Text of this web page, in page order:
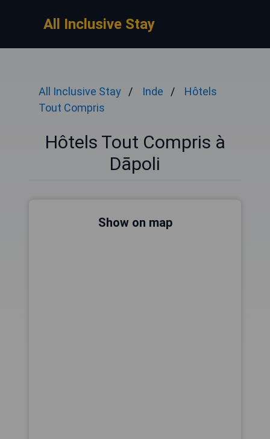
All Inclusive Stay
All Inclusive Stay Inde
Hôtels
Tout Compris
Hôtels Tout Compris à
Dāpoli
Show on map